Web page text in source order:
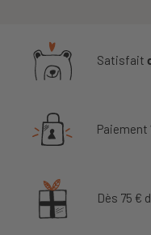
Satisfait
Paiement
Dès 75 €